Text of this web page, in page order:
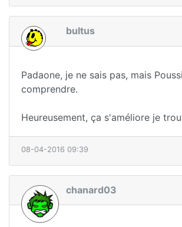
bultus
Padaone, je ne sais pas, mais
comprendre.
Heureusement, ça s'améliore je
08-04-2016 09:39
chanard03